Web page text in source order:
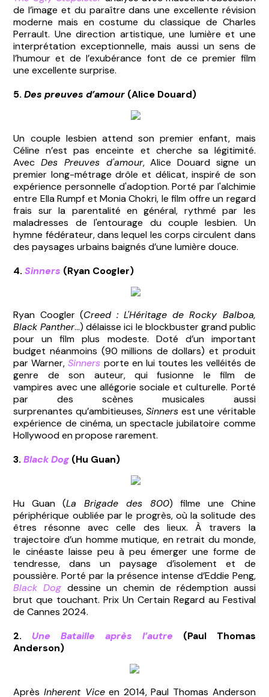
de l’image et du paraître dans une excellente révision
moderne mais en costume du classique de Charles
Perrault. Une direction artistique, une lumière et une
interprétation exceptionnelle, mais aussi un sens de
l’humour et de l’exubérance font de ce premier film
une excellente surprise.
5.Des preuves d’amour (Alice Douard)
Un couple lesbien attend son premier enfant, mais
Céline n’est pas enceinte et cherche sa légitimité.
AvecDes Preuves d'amour, Alice Douard signe un
premier long-métrage drôle et délicat, inspiré de son
expérience personnelle d'adoption. Porté par l'alchimie
entre Ella Rumpf et Monia Chokri, le film offre un regard
frais sur la parentalité en général, rythmé par les
maladresses de l'entourage du couple lesbien. Un
hymne fédérateur, dans lequel les corps circulent dans
des paysages urbains baignés d’une lumière douce.
4.Sinners (Ryan Coogler)
Ryan Coogler (Creed : L'Héritage de Rocky Balboa,
Black Panther...) délaisse ici le blockbuster grand public
pour un film plus modeste. Doté d’un important
budget néanmoins (90 millions de dollars) et produit
par Warner,Sinners porte en lui toutes les velléités de
genre de son auteur, qui fusionne le film de
vampires avec une allégorie sociale et culturelle. Porté
par des scènes musicales aussi
surprenantes qu’ambitieuses,Sinnersest une véritable
expérience de cinéma, un spectacle jubilatoire comme
Hollywood en propose rarement.
3.Black Dog(Hu Guan)
Hu Guan (La Brigade des 800) filme une Chine
périphérique oubliée par le progrès, où la solitude des
êtres résonne avec celle des lieux. À travers la
trajectoire d’un homme mutique, en retrait du monde,
le cinéaste laisse peu à peu émerger une forme de
tendresse, dans un paysage d’isolement et de
poussière. Porté par la présence intense d’Eddie Peng,
Black Dog dessine un chemin de rédemption aussi
brut que touchant. Prix Un Certain Regard au Festival
de Cannes 2024.
2. Une Bataille après l’autre (Paul Thomas
Anderson)
AprèsInherent Viceen 2014, Paul Thomas Anderson